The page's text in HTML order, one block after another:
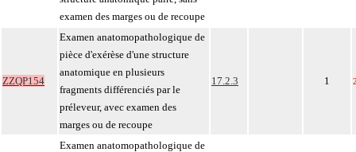
examen des marges ou de recoupe
ZZQP154
Examen anatomopathologique de
pièce d'exérèse d'une structure
anatomique en plusieurs
fragments différenciés par le
préleveur, avec examen des
marges ou de recoupe
17.2.3 1
Examen anatomopathologique de